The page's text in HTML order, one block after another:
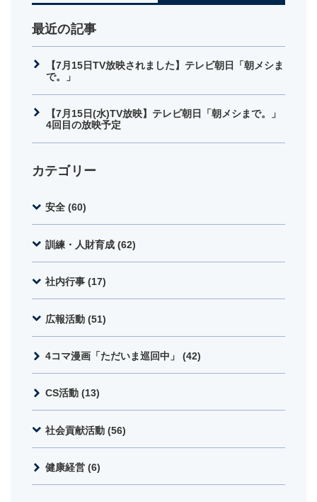
最近の記事
【7月15日TV放映されました】テレビ朝日「朝メシま
で。」
【7月15日(水)TV放映】テレビ朝日「朝メシまで。」
4回目の放映予定
カテゴリー
安全 (60)
訓練・人財育成 (62)
社内行事 (17)
広報活動 (51)
4コマ漫画「ただいま巡回中」 (42)
CS活動 (13)
社会貢献活動 (56)
健康経営 (6)